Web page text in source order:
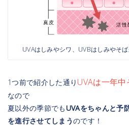
UVAはしみやシワ、UVBはしみやそ
1つ前で紹介した通り UVAは一年
なので
夏以外の季節でもUVAをちゃんと予
を進行させてしまうのです！